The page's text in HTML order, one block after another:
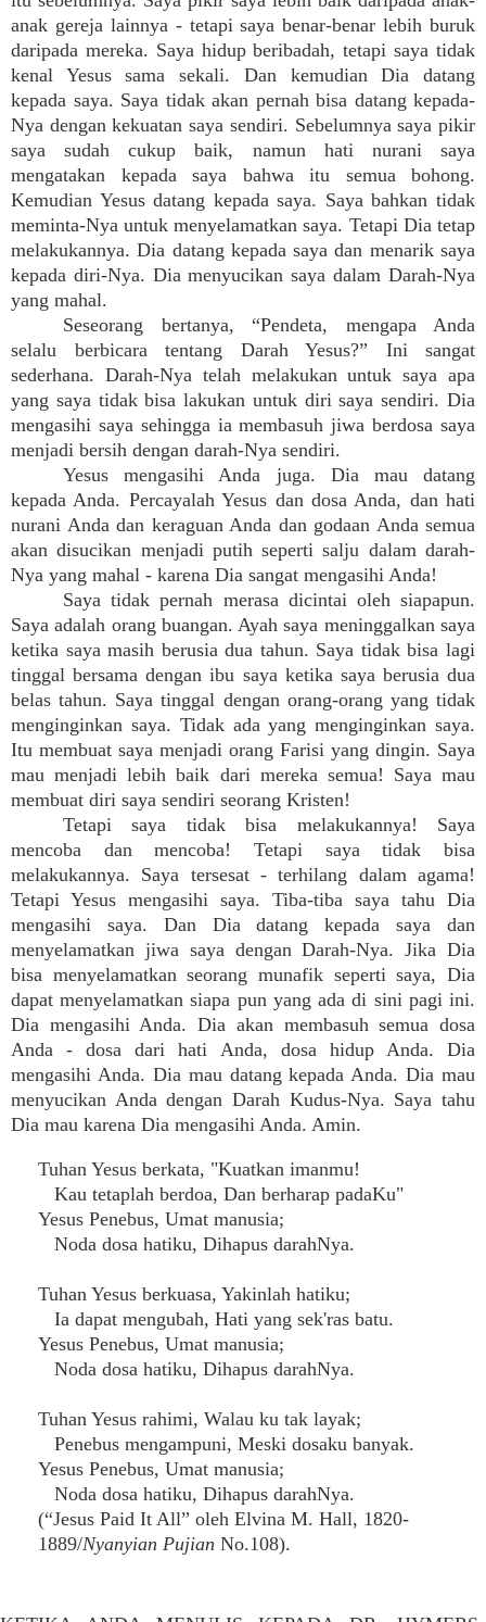
anak gereja lainnya - tetapi saya benar-benar lebih buruk
daripada mereka. Saya hidup beribadah, tetapi saya tidak
kenal Yesus sama sekali. Dan kemudian Dia datang
kepada saya. Saya tidak akan pernah bisa datang kepada-
Nya dengan kekuatan saya sendiri. Sebelumnya saya pikir
saya sudah cukup baik, namun hati nurani saya
mengatakan kepada saya bahwa itu semua bohong.
Kemudian Yesus datang kepada saya. Saya bahkan tidak
meminta-Nya untuk menyelamatkan saya. Tetapi Dia tetap
melakukannya. Dia datang kepada saya dan menarik saya
kepada diri-Nya. Dia menyucikan saya dalam Darah-Nya
yang mahal.
Seseorang bertanya, “Pendeta, mengapa Anda
selalu berbicara tentang Darah Yesus?” Ini sangat
sederhana. Darah-Nya telah melakukan untuk saya apa
yang saya tidak bisa lakukan untuk diri saya sendiri. Dia
mengasihi saya sehingga ia membasuh jiwa berdosa saya
menjadi bersih dengan darah-Nya sendiri.
Yesus mengasihi Anda juga. Dia mau datang
kepada Anda. Percayalah Yesus dan dosa Anda, dan hati
nurani Anda dan keraguan Anda dan godaan Anda semua
akan disucikan menjadi putih seperti salju dalam darah-
Nya yang mahal - karena Dia sangat mengasihi Anda!
Saya tidak pernah merasa dicintai oleh siapapun.
Saya adalah orang buangan. Ayah saya meninggalkan saya
ketika saya masih berusia dua tahun. Saya tidak bisa lagi
tinggal bersama dengan ibu saya ketika saya berusia dua
belas tahun. Saya tinggal dengan orang-orang yang tidak
menginginkan saya. Tidak ada yang menginginkan saya.
Itu membuat saya menjadi orang Farisi yang dingin. Saya
mau menjadi lebih baik dari mereka semua! Saya mau
membuat diri saya sendiri seorang Kristen!
Tetapi saya tidak bisa melakukannya! Saya
mencoba dan mencoba! Tetapi saya tidak bisa
melakukannya. Saya tersesat - terhilang dalam agama!
Tetapi Yesus mengasihi saya. Tiba-tiba saya tahu Dia
mengasihi saya. Dan Dia datang kepada saya dan
menyelamatkan jiwa saya dengan Darah-Nya. Jika Dia
bisa menyelamatkan seorang munafik seperti saya, Dia
dapat menyelamatkan siapa pun yang ada di sini pagi ini.
Dia mengasihi Anda. Dia akan membasuh semua dosa
Anda - dosa dari hati Anda, dosa hidup Anda. Dia
mengasihi Anda. Dia mau datang kepada Anda. Dia mau
menyucikan Anda dengan Darah Kudus-Nya. Saya tahu
Dia mau karena Dia mengasihi Anda. Amin.
Tuhan Yesus berkata, "Kuatkan imanmu!
Kau tetaplah berdoa, Dan berharap padaKu"
Yesus Penebus, Umat manusia;
Noda dosa hatiku, Dihapus darahNya.
Tuhan Yesus berkuasa, Yakinlah hatiku;
Ia dapat mengubah, Hati yang sek'ras batu.
Yesus Penebus, Umat manusia;
Noda dosa hatiku, Dihapus darahNya.
Tuhan Yesus rahimi, Walau ku tak layak;
Penebus mengampuni, Meski dosaku banyak.
Yesus Penebus, Umat manusia;
Noda dosa hatiku, Dihapus darahNya.
(“Jesus Paid It All” oleh Elvina M. Hall, 1820-
1889/Nyanyian Pujian No.108).